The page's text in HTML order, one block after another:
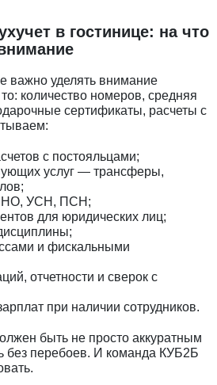
в гостинице: на что
важно уделять внимание
количество номеров, средняя
сертификаты, расчеты с
с постояльцами;
услуг — трансферы,
УСН, ПСН;
для юридических лиц;
и фискальными
отчетности и сверок с
при наличии сотрудников.
быть не просто аккуратным
без перебоев. И команда КУБ2Б